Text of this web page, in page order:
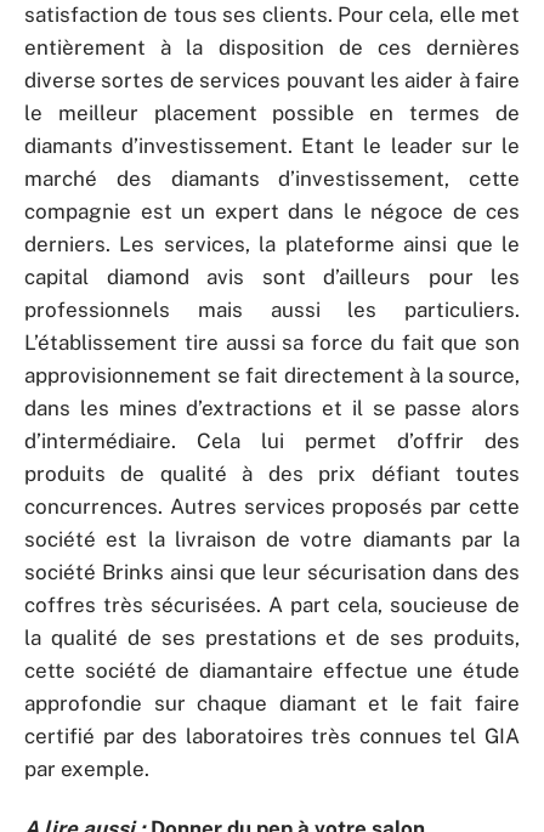
satisfaction de tous ses clients. Pour cela, elle met
entièrement à la disposition de ces dernières
diverse sortes de services pouvant les aider à faire
le meilleur placement possible en termes de
diamants d’investissement. Etant le leader sur le
marché des diamants d’investissement, cette
compagnie est un expert dans le négoce de ces
derniers. Les services, la plateforme ainsi que le
capital diamond avis sont d’ailleurs pour les
professionnels mais aussi les particuliers.
L’établissement tire aussi sa force du fait que son
approvisionnement se fait directement à la source,
dans les mines d’extractions et il se passe alors
d’intermédiaire. Cela lui permet d’offrir des
produits de qualité à des prix défiant toutes
concurrences. Autres services proposés par cette
société est la livraison de votre diamants par la
société Brinks ainsi que leur sécurisation dans des
coffres très sécurisées. A part cela, soucieuse de
la qualité de ses prestations et de ses produits,
cette société de diamantaire effectue une étude
approfondie sur chaque diamant et le fait faire
certifié par des laboratoires très connues tel GIA
par exemple.